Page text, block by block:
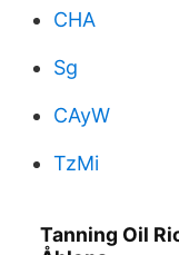
CHA
Sg
CAyW
TzMi
Tanning Oil